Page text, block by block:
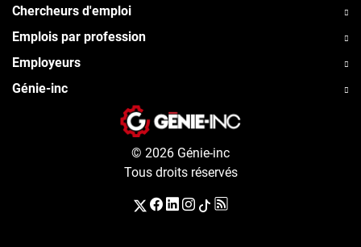
Chercheurs d'emploi
Emplois par profession
Employeurs
Génie-inc
© 2026 Génie-inc
Tous droits réservés